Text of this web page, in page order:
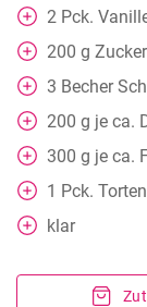
2 Pck.
200 g Zucker
3 Becher
200 g je ca.
300 g je ca.
1 Pck.
klar